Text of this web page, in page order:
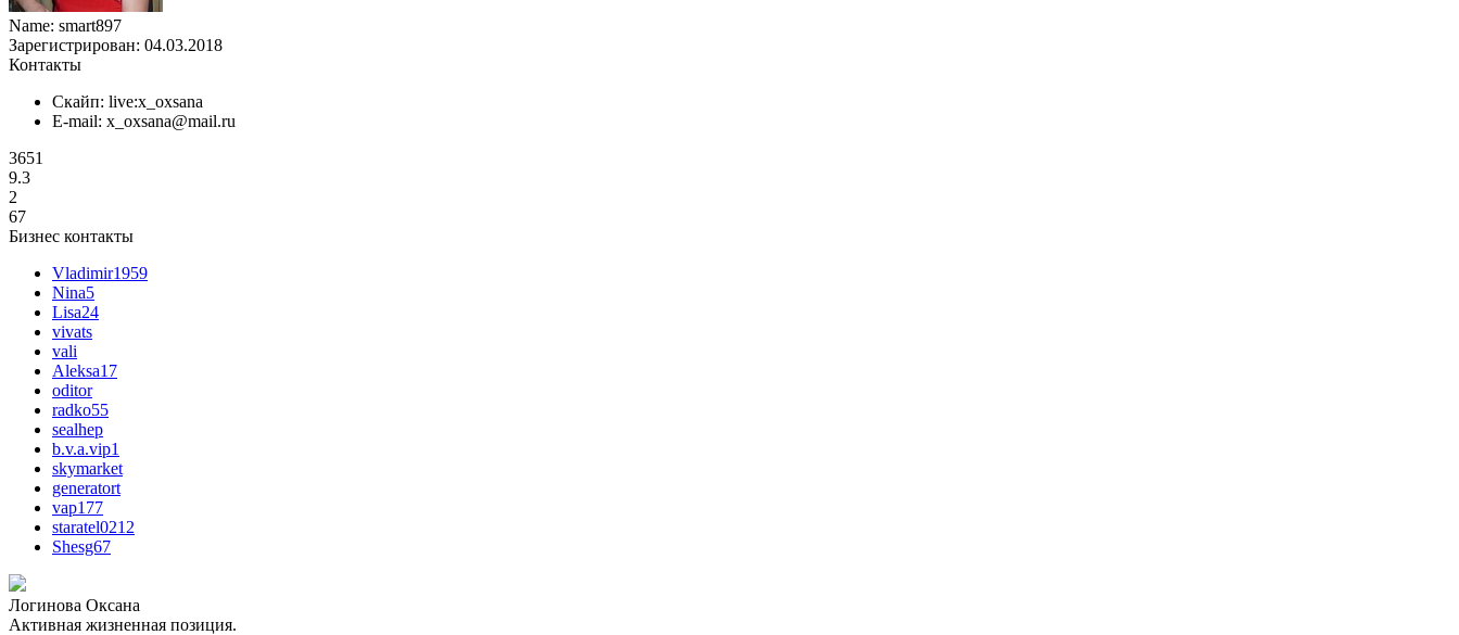
Name: smart897
Зарегистрирован: 04.03.2018
Контакты
Скайп: live:x_oxsana
E-mail: x_oxsana@mail.ru
3651
9.3
2
67
Бизнес контакты
Vladimir1959
Nina5
Lisa24
vivats
vali
Aleksa17
oditor
radko55
sealhep
b.v.a.vip1
skymarket
generatort
vap177
staratel0212
Shesg67
Логинова Оксана
Активная жизненная позиция.